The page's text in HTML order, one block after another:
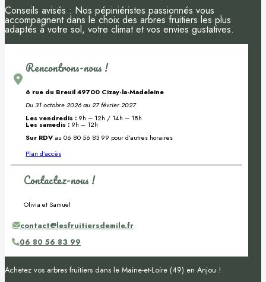
Conseils avisés : Nos pépiniéristes passionnés vous
accompagnent dans le choix des arbres fruitiers les plus
adaptés à votre sol, votre climat et vos envies gustatives.
Rencontrons-nous !
6 rue du Breuil 49700 Cizay-la-Madeleine
Du 31 octobre 2026 au 27 février 2027
Les vendredis : 9h – 12h / 14h – 18h
Les samedis : 9h – 12h
Sur RDVau 06 80 56 83 99 pour d’autres horaires
Plan d’accès
Contactez-nous !
Olivia et Samuel
contact@lesfruitiersdemile.fr
06 80 56 83 99
Achetez vos arbres fruitiers dans le Maine-et-Loire (49) en Anjou !